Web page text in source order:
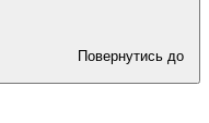
Повернутись до